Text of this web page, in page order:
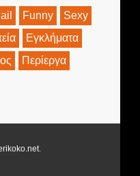
Funny
Sexy
Εγκλήματα
Περίεργα
.